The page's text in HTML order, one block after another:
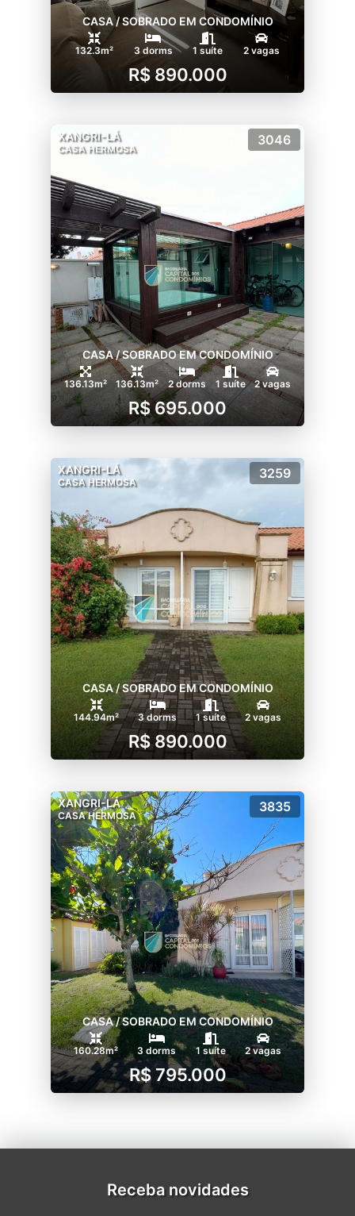
CASA / SOBRADO EM CONDOMÍNIO
132.3m² 3 dorms 1 suíte 2 vagas
R$ 890.000
XANGRI-LÁ
CASA HERMOSA
3046
CASA / SOBRADO EM CONDOMÍNIO
136.13m² 136.13m² 2 dorms 1 suíte 2 vagas
R$ 695.000
XANGRI-LÁ
CASA HERMOSA
3259
CASA / SOBRADO EM CONDOMÍNIO
144.94m² 3 dorms 1 suíte 2 vagas
R$ 890.000
XANGRI-LÁ
CASA HERMOSA
3835
CASA / SOBRADO EM CONDOMÍNIO
160.28m² 3 dorms 1 suíte 2 vagas
R$ 795.000
Receba novidades